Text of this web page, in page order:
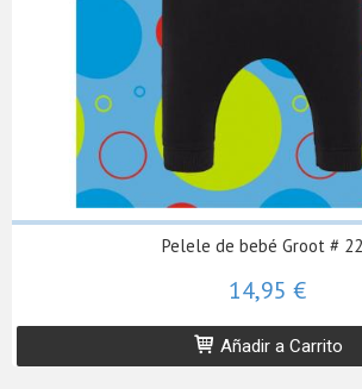
Pelele de bebé Groot #
14,95 €
Añadir a Carrito